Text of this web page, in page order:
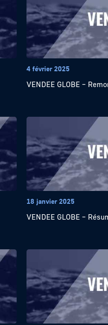
4 février 2025
VENDEE GLOBE –
18 janvier 2025
VENDEE GLOBE –